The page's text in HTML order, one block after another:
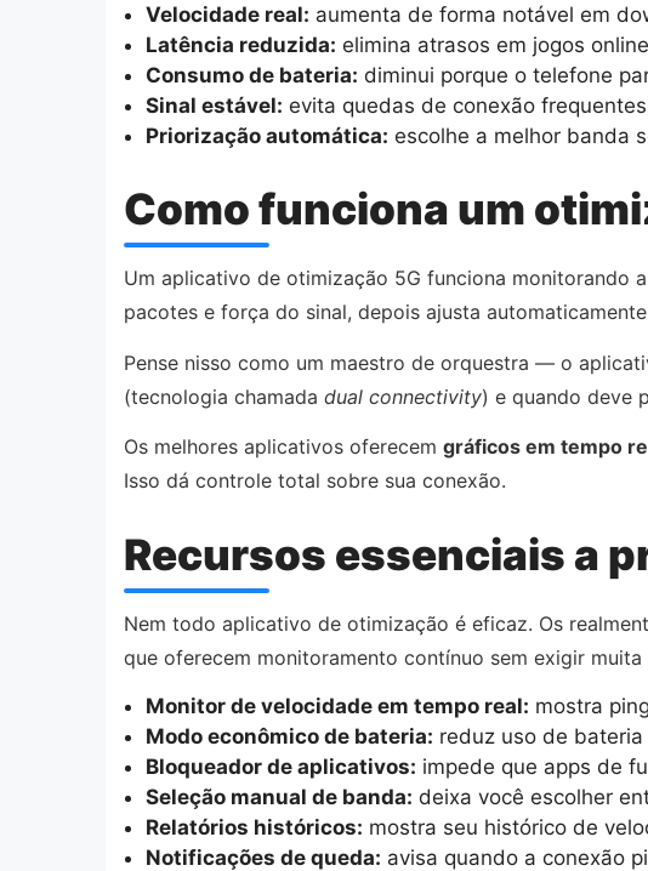
Velocidade real: aumenta de forma notável em
Latência reduzida: elimina atrasos em jogos
Consumo de bateria: diminui porque o telefone
Sinal estável: evita quedas de conexão frequentes
Priorização automática: escolhe a melhor banda
Como funciona um
Um aplicativo de otimização 5G funciona monitorando
pacotes e força do sinal, depois ajusta
Pense nisso como um maestro de orquestra — o
(tecnologia chamada dual connectivity) e quando deve
Os melhores aplicativos oferecem gráficos em tempo
Isso dá controle total sobre sua conexão.
Recursos essenciais a
Nem todo aplicativo de otimização é eficaz. Os
que oferecem monitoramento contínuo sem exigir muita
Monitor de velocidade em tempo real: mostra
Modo econômico de bateria: reduz uso de
Bloqueador de aplicativos: impede que apps de
Seleção manual de banda: deixa você escolher
Relatórios históricos: mostra seu histórico de
Notificações de queda: avisa quando a conexão